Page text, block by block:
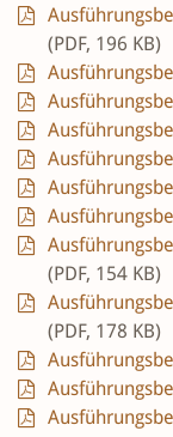
(PDF, 196 KB)
(PDF, 154 KB)
(PDF, 178 KB)